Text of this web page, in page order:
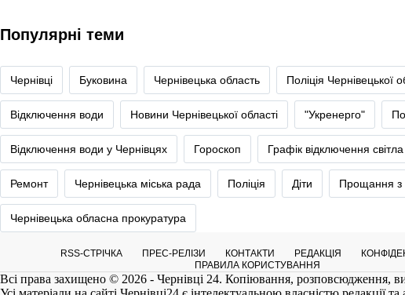
Популярні теми
Чернівці Буковина Чернівецька область Поліція Чернівецької
Відключення води Новини Чернівецької області "Укренерго"
Відключення води у Чернівцях Гороскоп Графік відключення світла
Ремонт Чернівецька міська рада Поліція Діти Прощання з
Чернівецька обласна прокуратура
RSS-СТРІЧКА ПРЕС-РЕЛІЗИ КОНТАКТИ РЕДАКЦІЯ
ПРАВИЛА КОРИСТУВАННЯ
Всі права захищено © 2026 - Чернівці 24. Копіювання, розповсюдження,